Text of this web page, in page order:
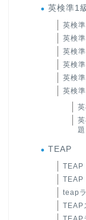
英検準1
英検
英検
英検
英検
英検
英検
題
TEAP
TEAP
TEAP
teap
TEAP